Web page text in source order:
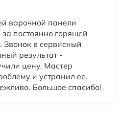
варочной панели
постоянно горящей
Звонок в сервисный
результат -
цену. Мастер
и устранил ее.
Большое спасибо!